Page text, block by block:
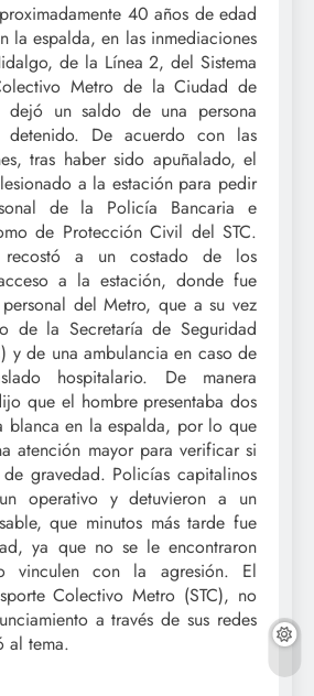
40 años de edad
la espalda, en las inmediaciones
de la Línea 2, del Sistema
Metro de la Ciudad de
un saldo de una persona
detenido. De acuerdo con las
tras haber sido apuñalado, el
a la estación para pedir
de la Policía Bancaria e
de Protección Civil del STC.
a un costado de los
a la estación, donde fue
del Metro, que a su vez
de la Secretaría de Seguridad
y de una ambulancia en caso de
hospitalario. De manera
que el hombre presentaba dos
blanca en la espalda, por lo que
atención mayor para verificar si
gravedad. Policías capitalinos
operativo y detuvieron a un
que minutos más tarde fue
ya que no se le encontraron
vinculen con la agresión. El
Colectivo Metro (STC), no
a través de sus redes
al tema.